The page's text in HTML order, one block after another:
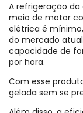
A refrigeração da
meio de motor
elétrica é
do mercado
capacidade de
por hora.
Com esse
gelada sem se